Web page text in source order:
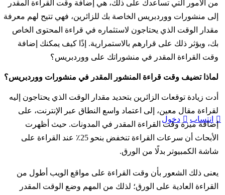
انتساب دخول
من الأمور التي تساعدك على ذلك، هي إضافة وقت القراءة المقدر
إلى منشورات ووردبريس الخاصة بك للزائرين، فهي تتيح لهم معرفة
مقدار الوقت الذي يحتاجون لاستثماره في قراءة المحتوى الخاص
بك، ويؤثر ذلك على قرارهم بالاستمرارية. إذًا كيف يمكنك إضافة
وقت القراءة المقدر في منشوراتك على ووردبريس؟
لماذا تضيف وقت قراءة المنشور المقدر في منشورات ووردبريس؟
أدت زيادة توقعات الزائرين بتحديد مقدار الوقت الذي يحتاجون إليه
لقراءة مقال معين، إلى اعتماد واسع النطاق عبر الإنترنت، على
إضافة ميزة وقت القراءة المقدر في المدونات. حيث أظهرت
الأبحاث أن سرعات القراءة تنخفض بنحو 25٪ عند القراءة على
شاشة الكمبيوتر بدلًا من الورق.
يعنى ذلك الشعور بأن وقت القراءة على مواقع الويب أطول من
القراءة العادية على الورق؛ لذلك من المهم وضع الوقت المقدر